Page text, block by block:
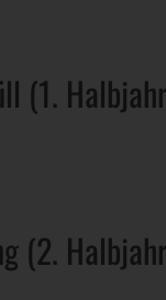
(1.
(2.